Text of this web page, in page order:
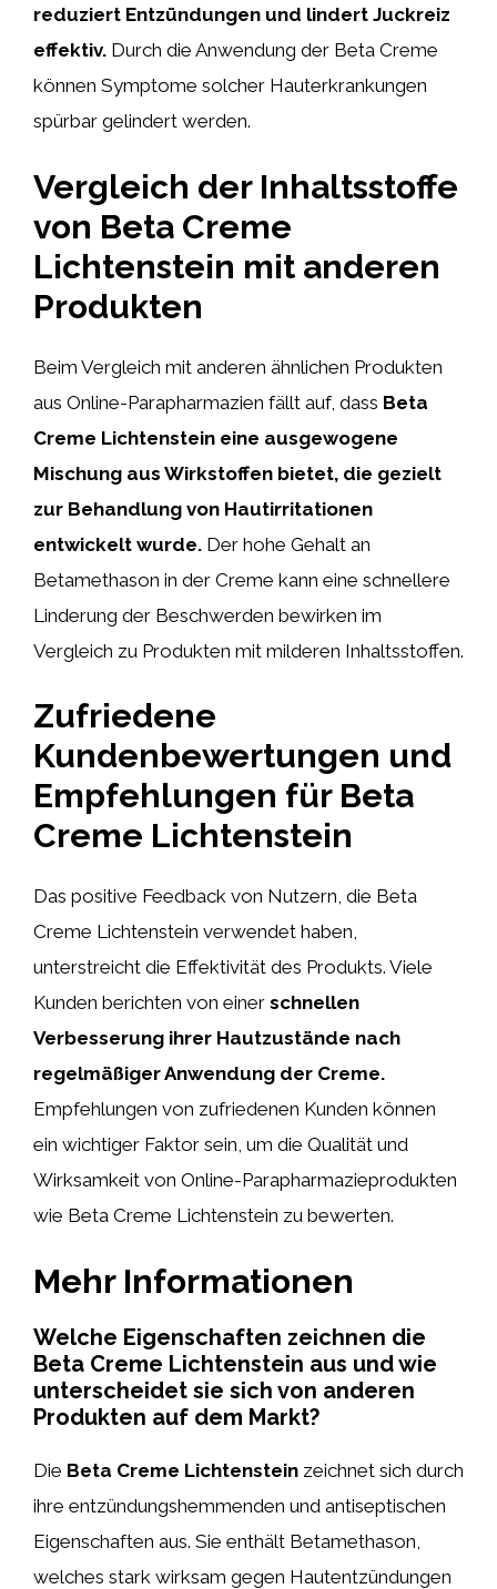
reduziert Entzündungen und lindert Juckreiz
effektiv. Durch die Anwendung der Beta Creme
können Symptome solcher Hauterkrankungen
spürbar gelindert werden.
Vergleich der Inhaltsstoffe
von Beta Creme
Lichtenstein mit anderen
Produkten
Beim Vergleich mit anderen ähnlichen Produkten
aus Online-Parapharmazien fällt auf, dass Beta
Creme Lichtenstein eine ausgewogene
Mischung aus Wirkstoffen bietet, die gezielt
zur Behandlung von Hautirritationen
entwickelt wurde. Der hohe Gehalt an
Betamethason in der Creme kann eine schnellere
Linderung der Beschwerden bewirken im
Vergleich zu Produkten mit milderen Inhaltsstoffen.
Zufriedene
Kundenbewertungen und
Empfehlungen für Beta
Creme Lichtenstein
Das positive Feedback von Nutzern, die Beta
Creme Lichtenstein verwendet haben,
unterstreicht die Effektivität des Produkts. Viele
Kunden berichten von einer schnellen
Verbesserung ihrer Hautzustände nach
regelmäßiger Anwendung der Creme.
Empfehlungen von zufriedenen Kunden können
ein wichtiger Faktor sein, um die Qualität und
Wirksamkeit von Online-Parapharmazieprodukten
wie Beta Creme Lichtenstein zu bewerten.
Mehr Informationen
Welche Eigenschaften zeichnen die
Beta Creme Lichtenstein aus und wie
unterscheidet sie sich von anderen
Produkten auf dem Markt?
Die Beta Creme Lichtenstein zeichnet sich durch
ihre entzündungshemmenden und antiseptischen
Eigenschaften aus. Sie enthält Betamethason,
welches stark wirksam gegen Hautentzündungen